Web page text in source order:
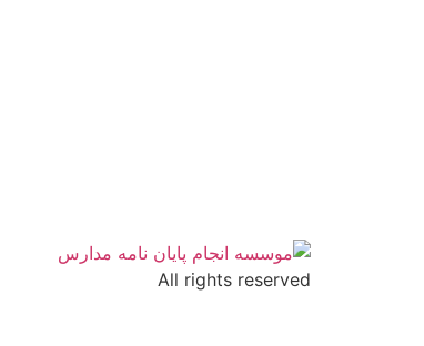
All rights reserved